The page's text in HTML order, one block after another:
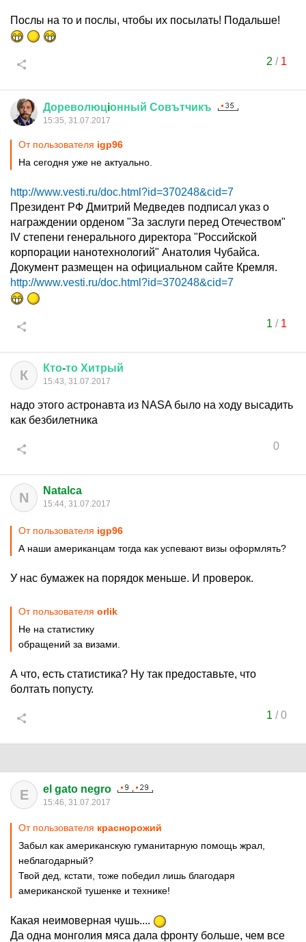
Послы на то и послы, чтобы их посылать! Подальше!
2 / 1
Дореволюцiонный Совътчикъ
15:35, 31.07.2017
От пользователя igp96
На сегодня уже не актуально.
http://www.vesti.ru/doc.html?id=370248&cid=7
Президент РФ Дмитрий Медведев подписал указ о
награждении орденом "За заслуги перед Отечеством"
IV степени генерального директора "Российской
корпорации нанотехнологий" Анатолия Чубайса.
Документ размещен на официальном сайте Кремля.
http://www.vesti.ru/doc.html?id=370248&cid=7
1 / 1
К Кто-то Хитрый
15:43, 31.07.2017
надо этого астронавта из NASA было на ходу высадить
как безбилетника
0
N Natalca
15:44, 31.07.2017
От пользователя igp96
А наши американцам тогда как успевают визы оформлять?
У нас бумажек на порядок меньше. И проверок.
От пользователя orlik
Не на статистику
обращений за визами.
А что, есть статистика? Ну так предоставьте, что
болтать попусту.
1 /0
E el gato negro
15:46, 31.07.2017
От пользователя краснорожий
Забыл как американскую гуманитарную помощь жрал,
неблагодарный?
Твой дед, кстати, тоже победил лишь благодаря
американской тушенке и технике!
Какая неимоверная чушь....
Да одна монголия мяса дала фронту больше, чем все